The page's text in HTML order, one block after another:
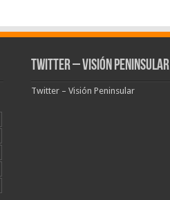
Twitter – Visión Peninsular
Twitter – Visión Peninsular